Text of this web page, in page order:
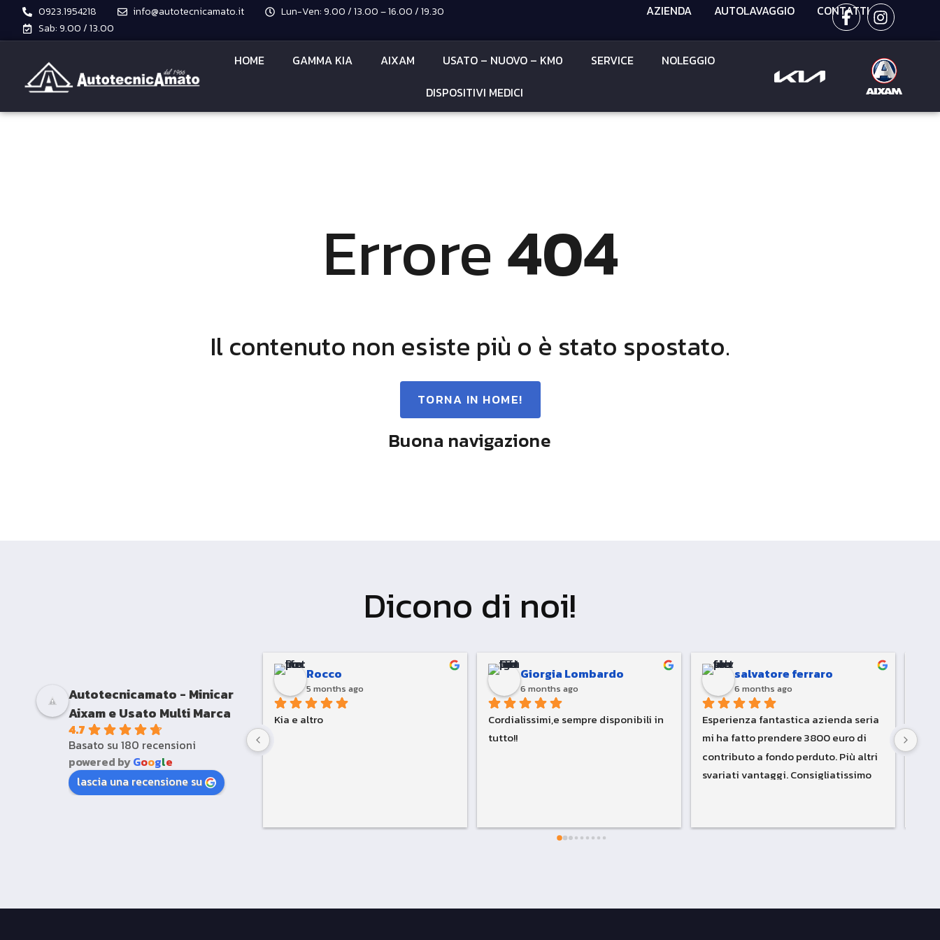
0923.1954218 info@autotecnicamato.it
Lun-Ven: 9.00 / 13.00 – 16.00 / 19.30
Sab: 9.00 / 13.00
AZIENDA AUTOLAVAGGIO CONTATTI
HOME GAMMA KIA AIXAM USATO – NUOVO – KM0 SERVICE
NOLEGGIO
DISPOSITIVI MEDICI
Errore404
Il contenuto non esiste più o è stato spostato.
TORNA IN HOME!
Buona navigazione
Dicono di noi!
Autotecnicamato - Minicar
Aixam e Usato Multi Marca
4.7
Basato su 180 recensioni
powered byGoogle
lascia una recensione su
Rocco
5 months ago
Kia e altro
Giorgia Lombardo
6 months ago
Cordialissimi,e sempre disponibili in
tutto!!
salvatore ferraro
6 months ago
Esperienza fantastica azienda seria
mi ha fatto prendere 3800 euro di
contributo a fondo perduto. Più altri
svariati vantaggi. Consigliatissimo
stati